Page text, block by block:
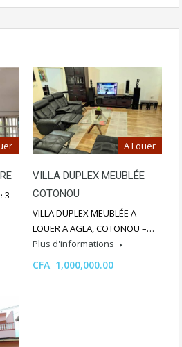
3
A Louer
VILLA DUPLEX MEUBLÉE
COTONOU
VILLA DUPLEX MEUBLÉE A
LOUER A AGLA, COTONOU –…
Plus d'informations
CFA 1,000,000.00